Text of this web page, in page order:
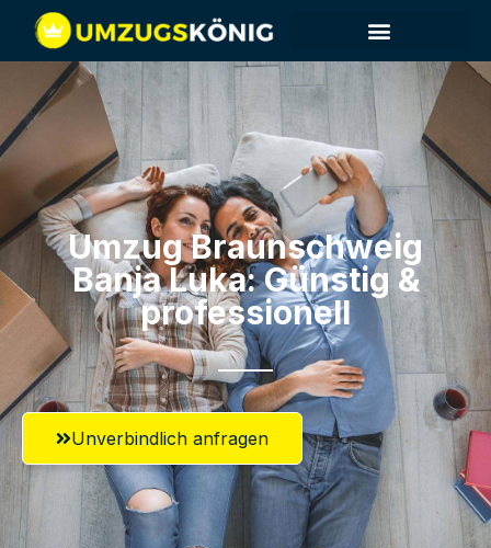
Umzug Braunschweig​
Banja Luka: Günstig &
professionell​
Unverbindlich anfragen